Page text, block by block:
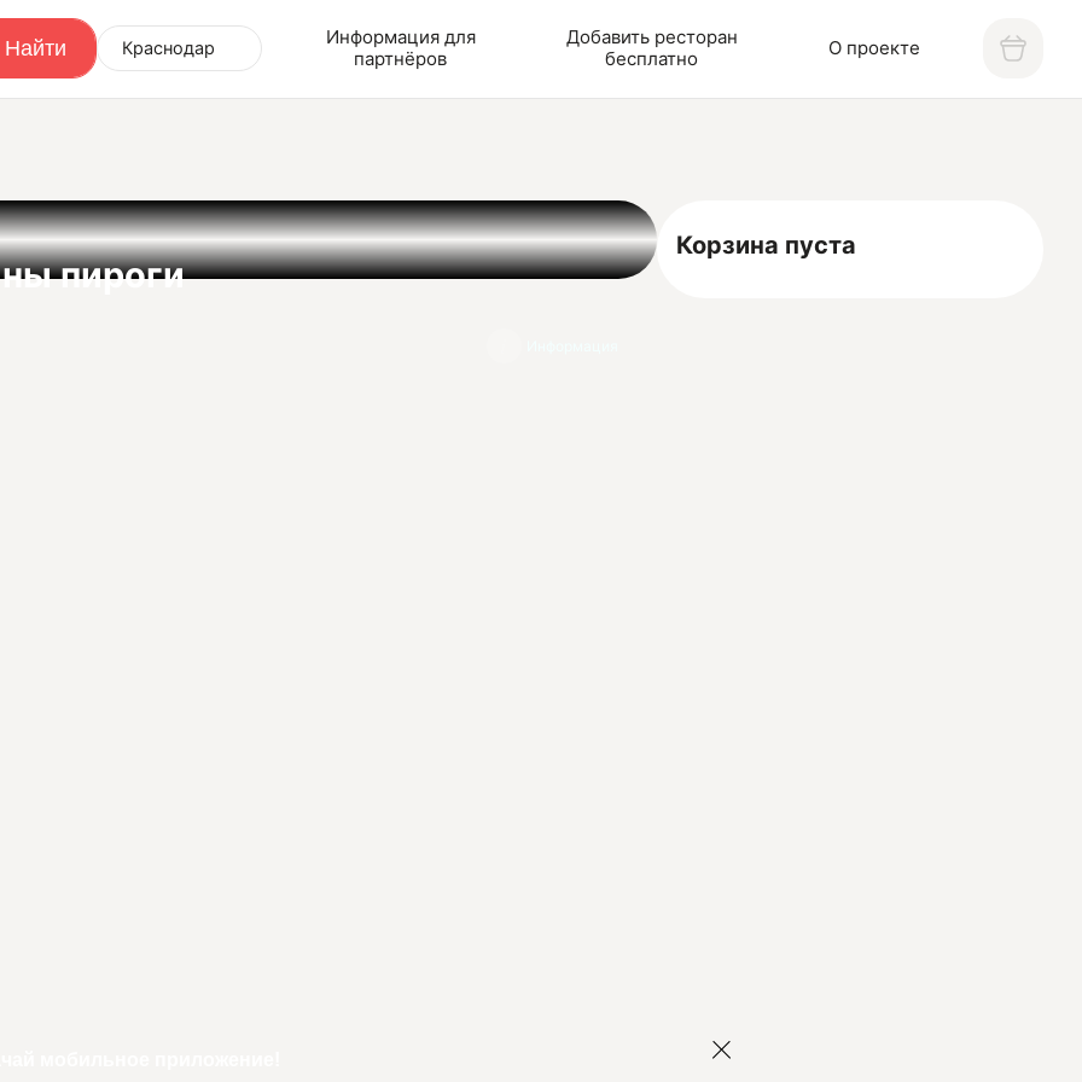
Краснодар
Информация для
партнёров
Добавить ресторан
бесплатно
О проекте
пироги
Корзина пуста